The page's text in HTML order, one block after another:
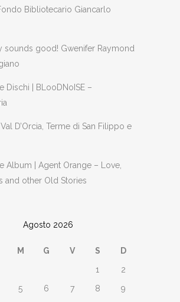
Bibliotecario Giancarlo
sounds good! Gwenifer Raymond
Dischi | BLooDNoISE –
D’Orcia, Terme di San Filippo e
Album | Agent Orange – Love,
and other Old Stories
Agosto 2026
M G V S
D
1
2
5 6 7 8
9